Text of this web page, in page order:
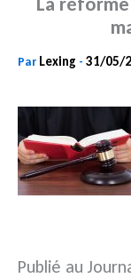
Par Lexing - 31/05/
Publié au